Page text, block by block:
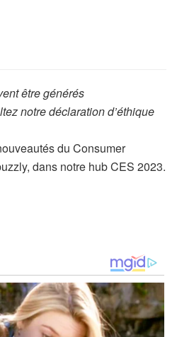
être générés
notre déclaration d’éthique
du Consumer
dans notre hub CES 2023.